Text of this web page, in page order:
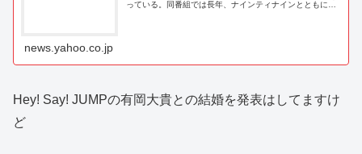
っている。同番組では長年、ナインティナインとともにMC
news.yahoo.co.jp
Hey! Say! JUMPの有岡大貴との結婚を発表はしてますけ
ど